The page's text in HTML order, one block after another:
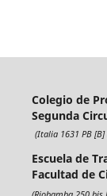
Colegio de
Segunda
(Italia 1631 PB [B]
Escuela de
Facultad de